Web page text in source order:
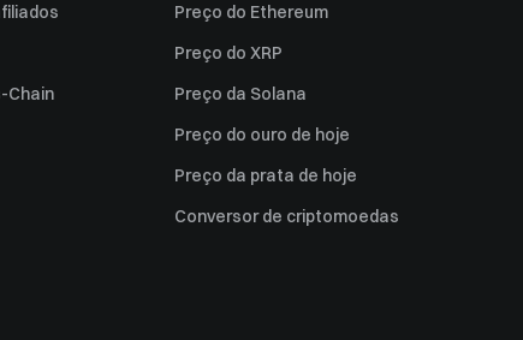
Chain
Preço do Ethereum
Preço do XRP
Preço da Solana
Preço do ouro de hoje
Preço da prata de hoje
Conversor de criptomoedas